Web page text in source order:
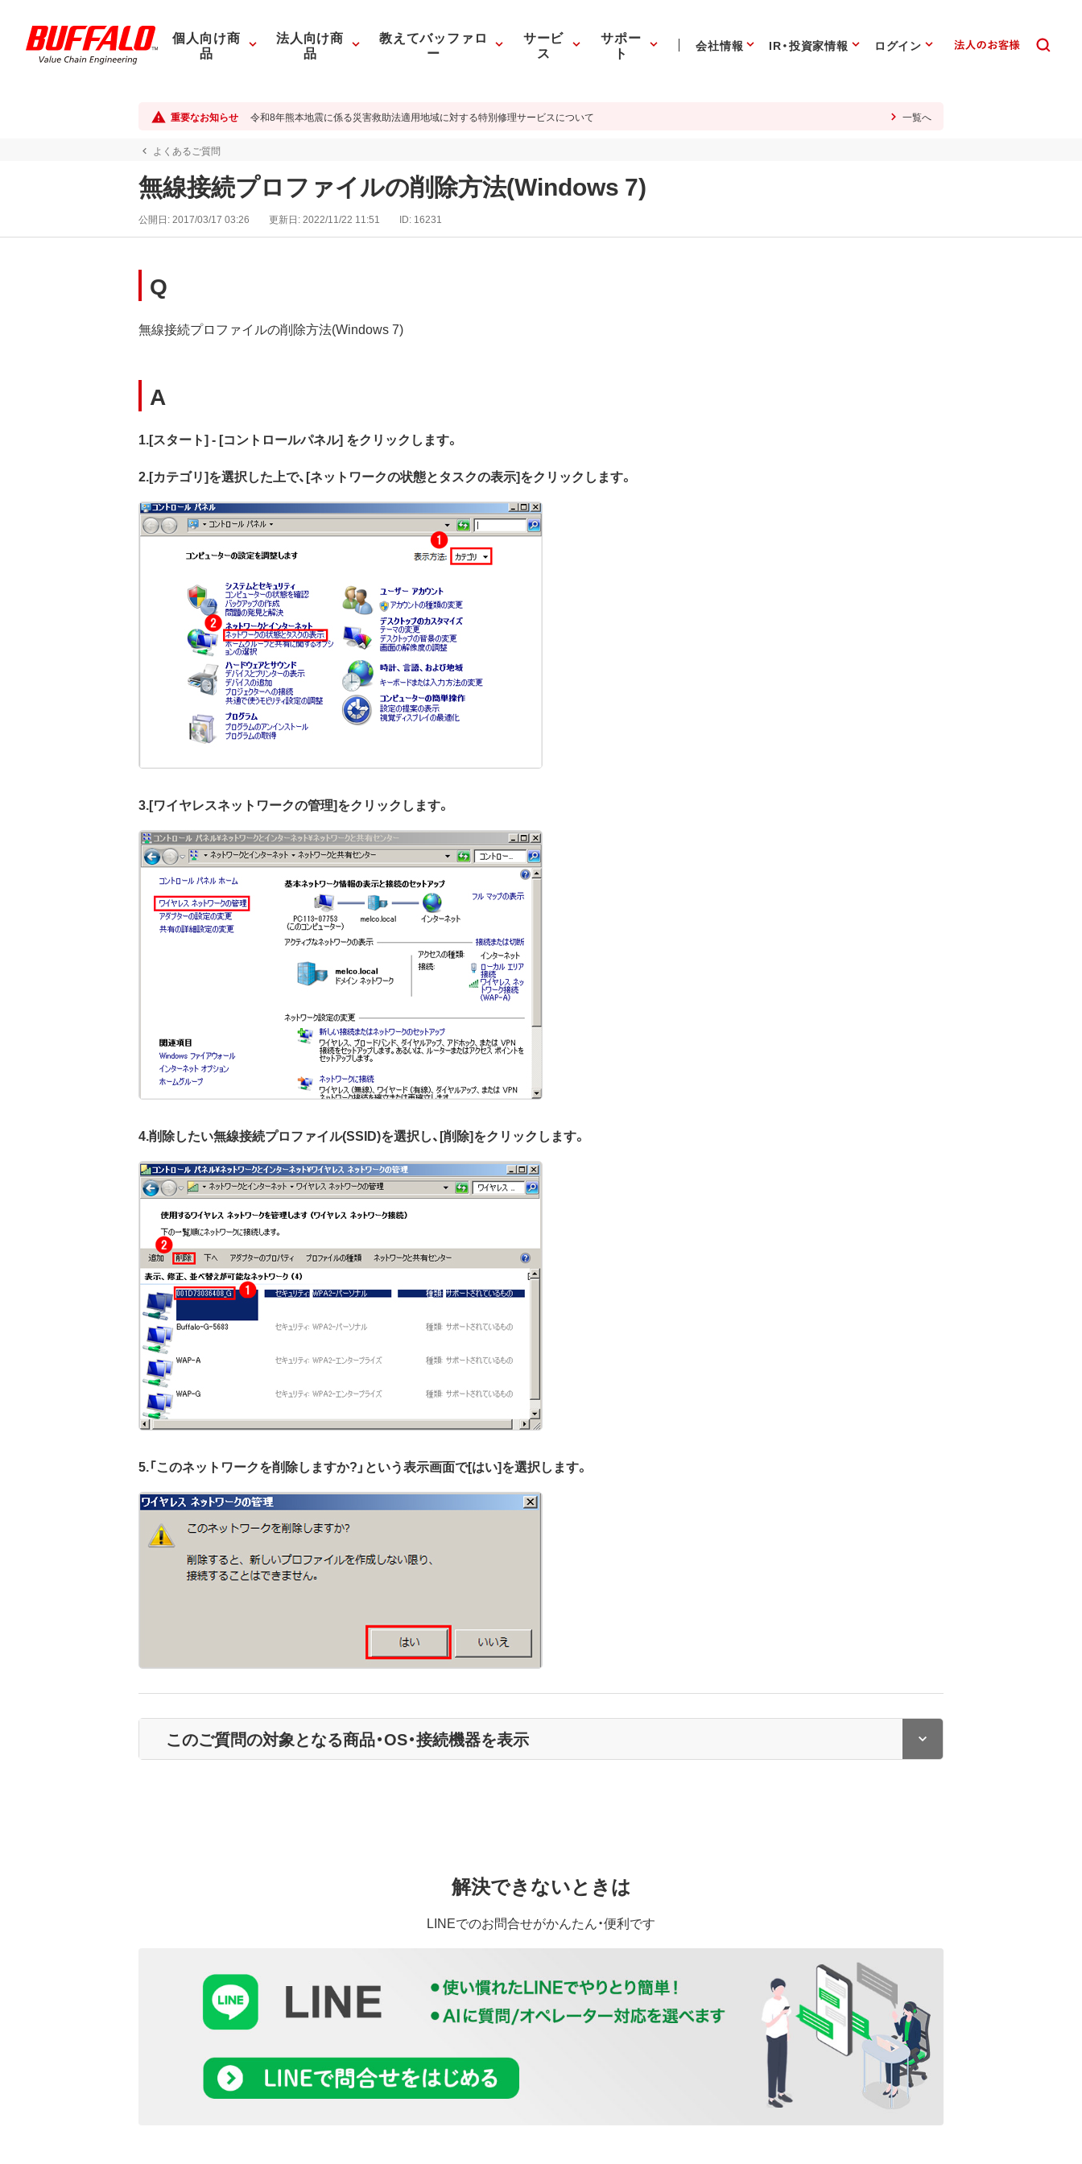
個人向け商
品
法人向け商
品
教えてバッファロ
ー
サービ
ス
サポー
ト 会社情報 IR・投資家情報 ログイン
重要なお知らせ 令和8年熊本地震に係る災害救助法適用地域に対する特別修理サービスについて 一覧へ
よくあるご質問
無線接続プロファイルの削除方法(Windows 7)
公開日:2017/03/17 03:26 更新日:2022/11/22 11:51 ID: 16231
Q
無線接続プロファイルの削除方法(Windows 7)
A
1.[スタート] - [コントロールパネル] をクリックします。
2.[カテゴリ]を選択した上で、[ネットワークの状態とタスクの表示]をクリックします。
3.[ワイヤレスネットワークの管理]をクリックします。
4.削除したい無線接続プロファイル(SSID)を選択し、[削除]をクリックします。
5.「このネットワークを削除しますか?」という表示画面で[はい]を選択します。
このご質問の対象となる商品・OS・接続機器を表示
解決できないときは
LINEでのお問合せがかんたん・便利です